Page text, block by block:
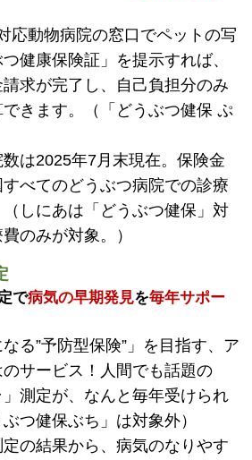
応動物病院の窓口でペットの写
健康保険証」を提示すれば、
求が完了し、自己負担分のみ
きます。（「どうぶつ健保 ぷ
は2025年7月末現在。保険金
べてのどうぶつ病院での診療
しにあは「どうぶつ健保」対
のみが対象。）
で病気の早期発見を毎年サポー
なる”予防型保険”」を目指す、ア
サービス！人間でも話題の
」測定が、なんと毎年受けられ
つ健保ぶち」は対象外）
の結果から、病気のなりやす